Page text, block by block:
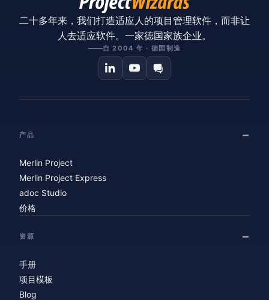
二十多年来，我们打造适应人的项目管理软件，而非让
人去适应软件。一家德国家族企业。
自 2004 年 · 德国制造
产品
Merlin Project
Merlin Project Express
adoc Studio
价格
资源
手册
项目模板
Blog